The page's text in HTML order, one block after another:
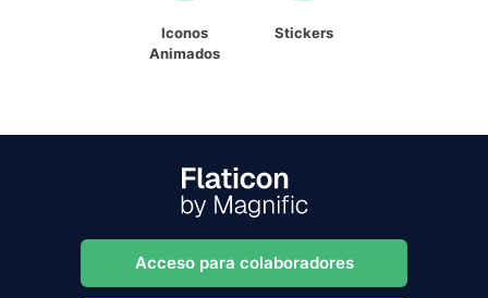
Iconos
Animados
Stickers
Acceso para colaboradores